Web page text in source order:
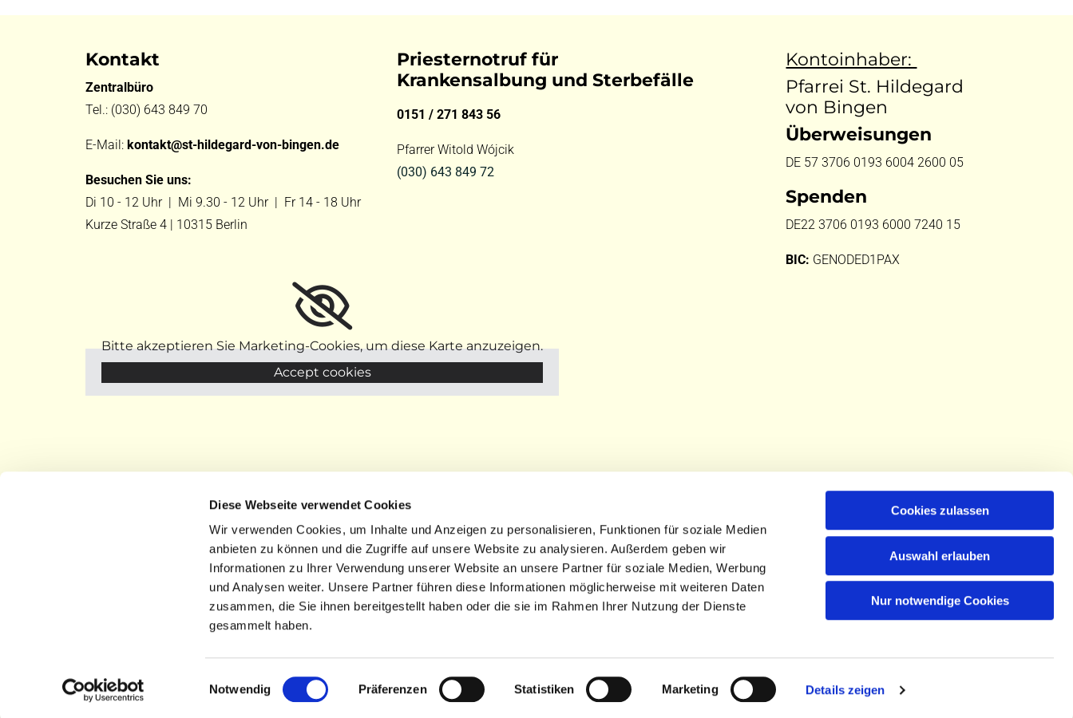
Diese Webseite verwendet Cookies
Wir verwenden Cookies, um Inhalte und Anzeigen zu personalisieren, Funktionen für soziale Medien
anbieten zu können und die Zugriffe auf unsere Website zu analysieren. Außerdem geben wir
Informationen zu Ihrer Verwendung unserer Website an unsere Partner für soziale Medien, Werbung
und Analysen weiter. Unsere Partner führen diese Informationen möglicherweise mit weiteren Daten
zusammen, die Sie ihnen bereitgestellt haben oder die sie im Rahmen Ihrer Nutzung der Dienste
gesammelt haben.
Einwilligungsauswahl
Notwendig Präferenzen Statistiken Marketing Details zeigen
Cookies zulassen
Auswahl erlauben
Nur notwendige Cookies
Kontakt
Zentralbüro
Tel.: (030) 643 849 70
E-Mail: kontakt@st-hildegard-von-bingen.de
Besuchen Sie uns:
Di 10 - 12 Uhr | Mi 9.30 - 12 Uhr | Fr 14 - 18 Uhr
Kurze Straße 4 | 10315 Berlin
Priesternotruf für
Krankensalbung und Sterbefälle
0151 / 271 843 56
Pfarrer Witold Wójcik
(030) 643 849 72
Kontoinhaber:
Pfarrei St. Hildegard
von Bingen
Überweisungen
DE 57 3706 0193 6004 2600 05
Spenden
DE22 3706 0193 6000 7240 15
BIC: GENODED1PAX
Bitte akzeptieren Sie Marketing-Cookies, um diese Karte anzuzeigen.
Accept cookies
STARTSEITE | DATENSCHUTZ |IMPRESSUM